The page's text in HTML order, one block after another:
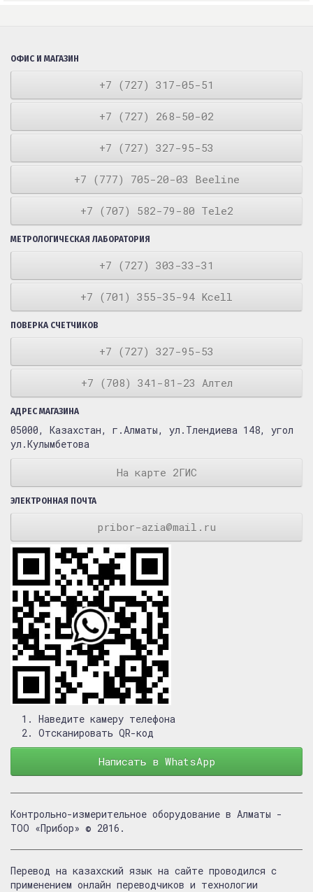
ОФИС И МАГАЗИН
+7 (727) 317-05-51
+7 (727) 268-50-02
+7 (727) 327-95-53
+7 (777) 705-20-03 Beeline
+7 (707) 582-79-80 Tele2
МЕТРОЛОГИЧЕСКАЯ ЛАБОРАТОРИЯ
+7 (727) 303-33-31
+7 (701) 355-35-94 Kcell
ПОВЕРКА СЧЕТЧИКОВ
+7 (727) 327-95-53
+7 (708) 341-81-23 Алтел
АДРЕС МАГАЗИНА
05000, Казахстан, г.Алматы, ул.Тлендиева 148, угол
ул.Кулымбетова
На карте 2ГИС
ЭЛЕКТРОННАЯ ПОЧТА
pribor-azia@mail.ru
Наведите камеру телефона
Отсканировать QR-код
Написать в WhatsApp
Контрольно-измерительное оборудование в Алматы -
ТОО «Прибор» © 2016.
Перевод на казахский язык на сайте проводился с
применением онлайн переводчиков и технологии